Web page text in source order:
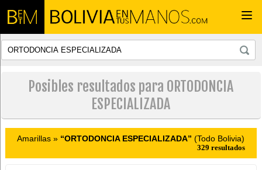
Posibles resultados para ORTODONCIA
ESPECIALIZADA
Amarillas » “ORTODONCIA ESPECIALIZADA” (Todo Bolivia)
329 resultados